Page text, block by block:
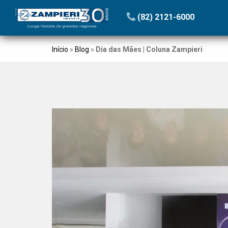
(82) 2121-6000
Início » Blog » Dia das Mães | Coluna Zampieri